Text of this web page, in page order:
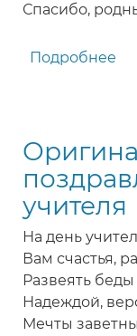
Спасибо,
Подробнее
с
учителя
На день
Вам счастья,
Развеять
Надеждой,
Мечты